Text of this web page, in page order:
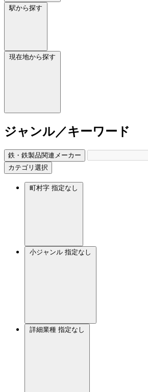
駅から探す
現在地から探す
ジャンル／キーワード
鉄・鉄製品関連メーカー
カテゴリ選択
町村字 指定なし
小ジャンル 指定なし
詳細業種 指定なし